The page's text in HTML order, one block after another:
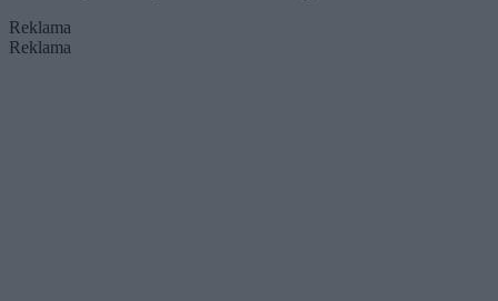
Reklama
Reklama